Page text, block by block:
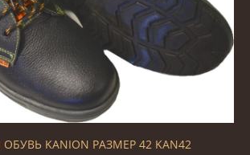
KANION РАЗМЕР 42 KAN42